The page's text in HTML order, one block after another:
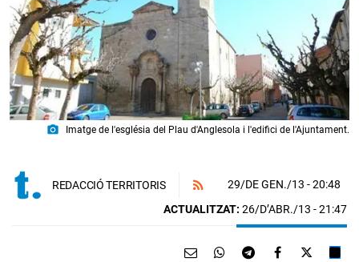
photo_camera Imatge de l'església del Plau d'Anglesola i l'edifici de l'Ajuntament.
REDACCIÓ TERRITORIS 29/DE GEN./13 - 20:48
ACTUALITZAT: 26/D’ABR./13 - 21:47